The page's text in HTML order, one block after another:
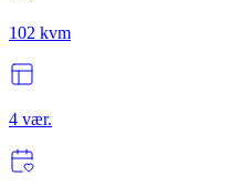
102 kvm
4 vær.